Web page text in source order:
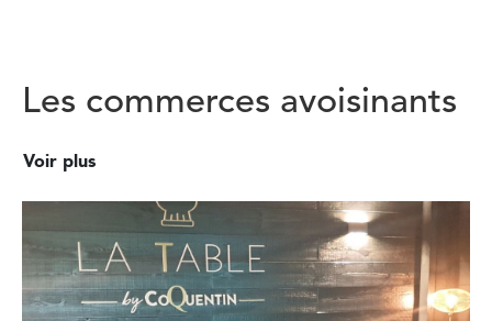
Les commerces avoisinants
Voir plus